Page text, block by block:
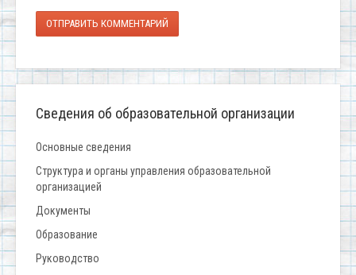
ОТПРАВИТЬ КОММЕНТАРИЙ
Сведения об образовательной организации
Основные сведения
Структура и органы управления образовательной
организацией
Документы
Образование
Руководство